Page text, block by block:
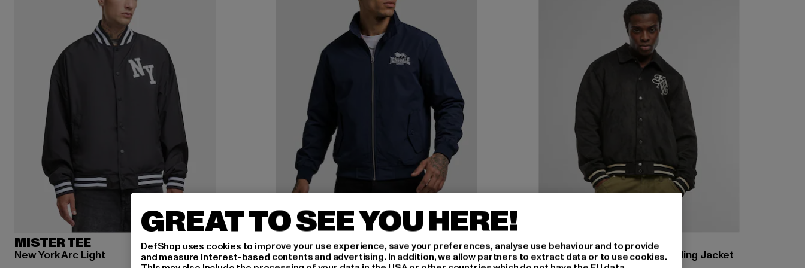
MISTER TEE
New York Arc Light
LONSDALE LONDON
Acton Harrington
KARL KANI
Kani Legacy Faux Suede Bowling Jacket
GREAT TO SEE YOU HERE!
DefShop uses cookies to improve your use experience, save your preferences, analyse use behaviour and to provide
and measure interest-based contents and advertising. In addition, we allow partners to extract data or to use cookies.